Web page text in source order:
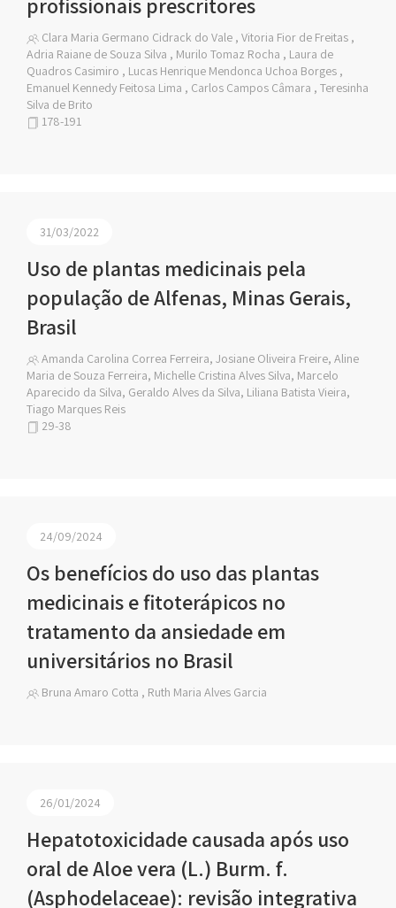
Clara Maria Germano Cidrack do Vale , Vitoria Fior de Freitas ,
Adria Raiane de Souza Silva , Murilo Tomaz Rocha , Laura de
Quadros Casimiro , Lucas Henrique Mendonca Uchoa Borges ,
Emanuel Kennedy Feitosa Lima , Carlos Campos Câmara , Teresinha
Silva de Brito
178-191
31/03/2022
Uso de plantas medicinais pela
população de Alfenas, Minas Gerais,
Brasil
Amanda Carolina Correa Ferreira, Josiane Oliveira Freire, Aline
Maria de Souza Ferreira, Michelle Cristina Alves Silva, Marcelo
Aparecido da Silva, Geraldo Alves da Silva, Liliana Batista Vieira,
Tiago Marques Reis
29-38
24/09/2024
Os benefícios do uso das plantas
medicinais e fitoterápicos no
tratamento da ansiedade em
universitários no Brasil
Bruna Amaro Cotta , Ruth Maria Alves Garcia
26/01/2024
Hepatotoxicidade causada após uso
oral de Aloe vera (L.) Burm. f.
(Asphodelaceae): revisão integrativa